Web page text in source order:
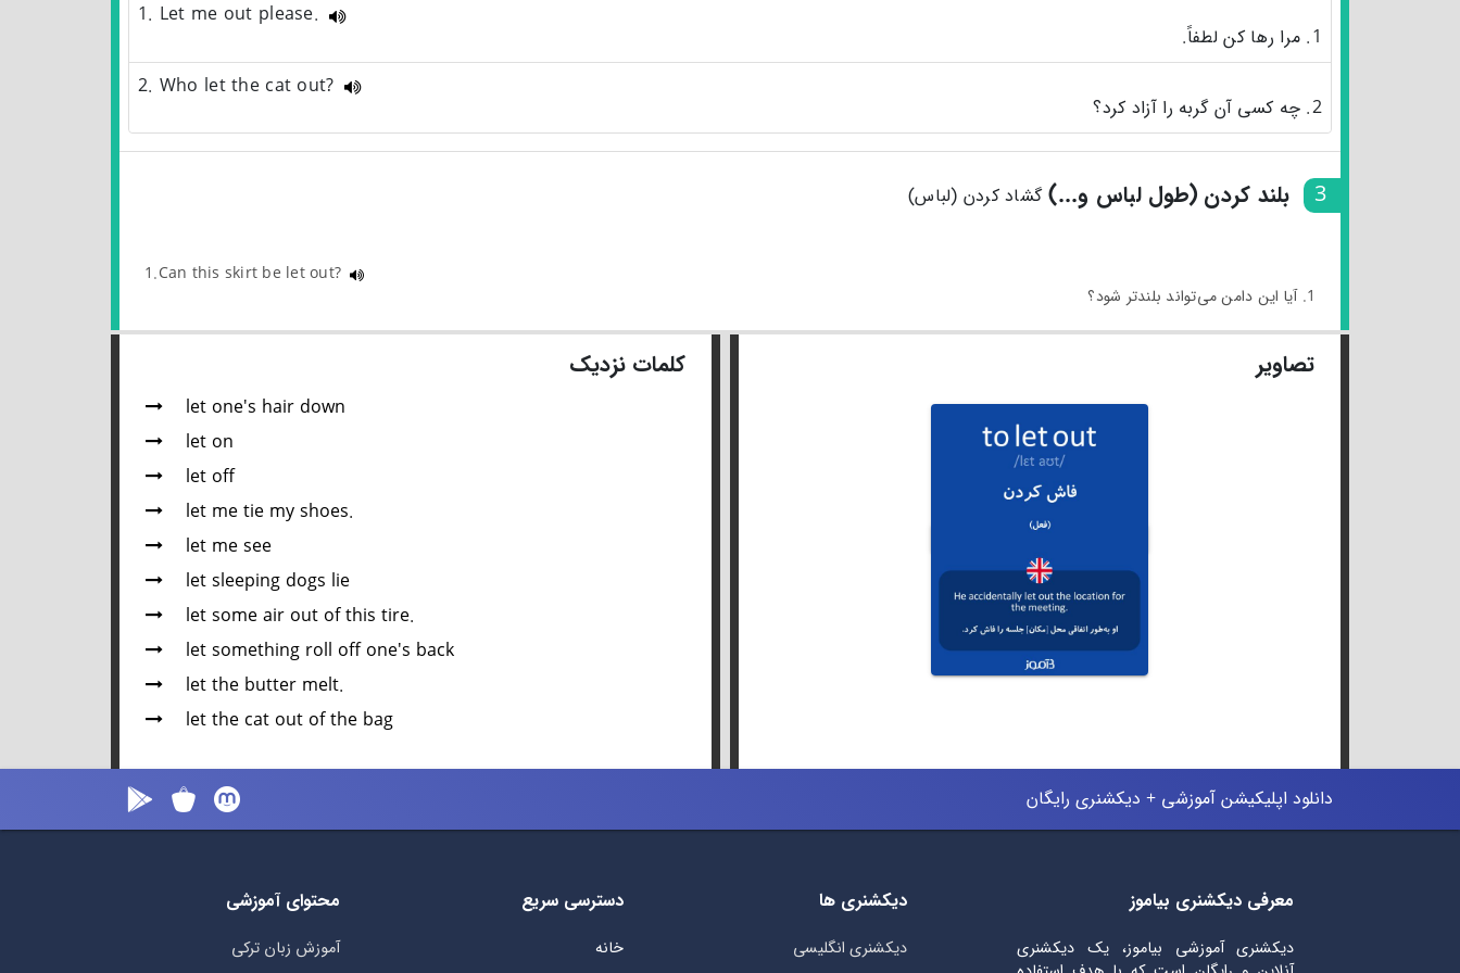
1. Let me out please.
1. مرا رها کن لطفاً.
2. Who let the cat out?
2. چه کسی آن گربه را آزاد کرد؟
3 بلند کردن (طول لباس و...)گشاد کردن (لباس)
1.Can this skirt be let out?
1. آیا این دامن می‌تواند بلندتر شود؟
تصاویر کلمات نزدیک
let one's hair down
let on
let off
let me tie my shoes.
let me see
let sleeping dogs lie
let some air out of this tire.
let something roll off one's back
let the butter melt.
let the cat out of the bag
دانلود اپلیکیشن آموزشی + دیکشنری رایگان
معرفی دیکشنری بیاموز
دیکشنری آموزشی بیاموز، یک دیکشنری
دیکشنری ها
دیکشنری انگلیسی
دسترسی سریع
خانه
محتوای آموزشی
آموزش زبان ترکی